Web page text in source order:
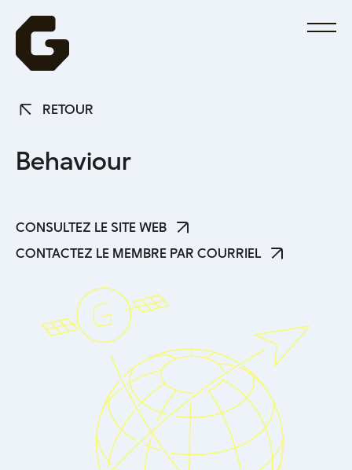
RETOUR
Behaviour
CONSULTEZ LE SITE WEB
CONTACTEZ LE MEMBRE PAR COURRIEL